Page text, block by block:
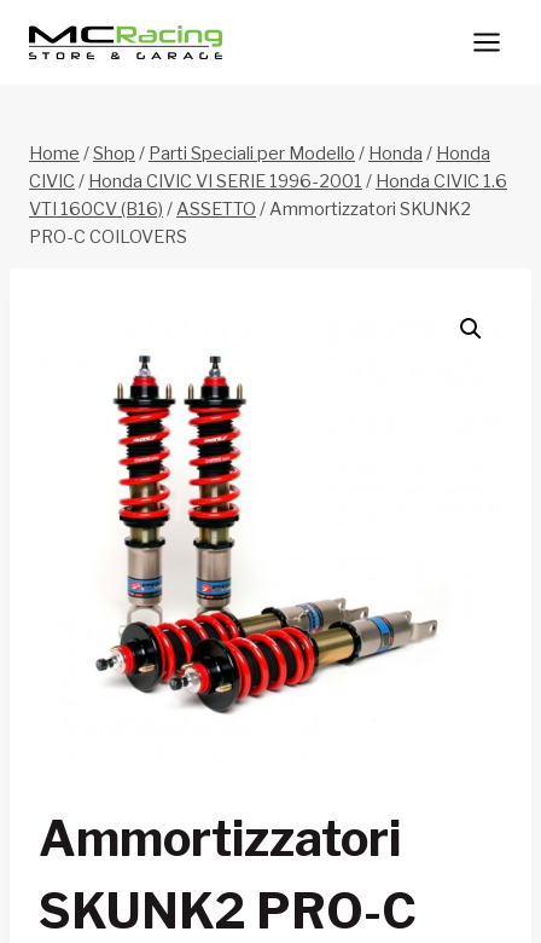
Home /Shop / Parti Speciali per Modello / Honda / Honda
CIVIC / Honda CIVIC VI SERIE 1996-2001 / Honda CIVIC 1.6
VTI 160CV (B16) /ASSETTO /Ammortizzatori SKUNK2
PRO-C COILOVERS
Ammortizzatori
SKUNK2 PRO-C